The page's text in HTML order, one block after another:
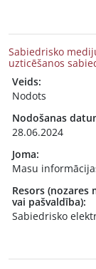
Sabiedrisko mediju primārās mērķa auditorijas izpēte
uzticēšanos
Veids:
Nodots
Nodošanas
28.06.2024
Joma:
Masu
Resors
vai pašvaldība):
Sabiedrisko